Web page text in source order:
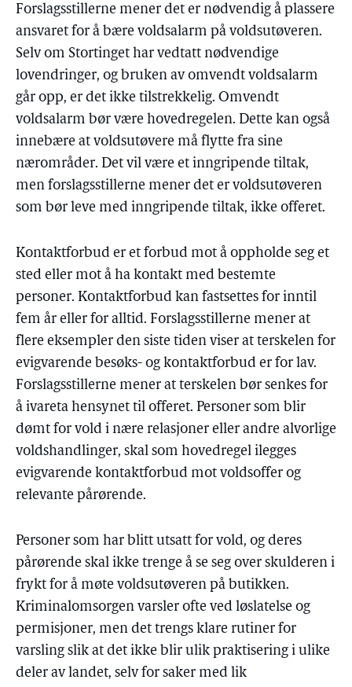
Forslagsstillerne mener det er nødvendig å plassere
ansvaret for å bære voldsalarm på voldsutøveren.
Selv om Stortinget har vedtatt nødvendige
lovendringer, og bruken av omvendt voldsalarm
går opp, er det ikke tilstrekkelig. Omvendt
voldsalarm bør være hovedregelen. Dette kan også
innebære at voldsutøvere må flytte fra sine
nærområder. Det vil være et inngripende tiltak,
men forslagsstillerne mener det er voldsutøveren
som bør leve med inngripende tiltak, ikke offeret.
Kontaktforbud er et forbud mot å oppholde seg et
sted eller mot å ha kontakt med bestemte
personer. Kontaktforbud kan fastsettes for inntil
fem år eller for alltid. Forslagsstillerne mener at
flere eksempler den siste tiden viser at terskelen for
evigvarende besøks- og kontaktforbud er for lav.
Forslagsstillerne mener at terskelen bør senkes for
å ivareta hensynet til offeret. Personer som blir
dømt for vold i nære relasjoner eller andre alvorlige
voldshandlinger, skal som hovedregel ilegges
evigvarende kontaktforbud mot voldsoffer og
relevante pårørende.
Personer som har blitt utsatt for vold, og deres
pårørende skal ikke trenge å se seg over skulderen i
frykt for å møte voldsutøveren på butikken.
Kriminalomsorgen varsler ofte ved løslatelse og
permisjoner, men det trengs klare rutiner for
varsling slik at det ikke blir ulik praktisering i ulike
deler av landet, selv for saker med lik